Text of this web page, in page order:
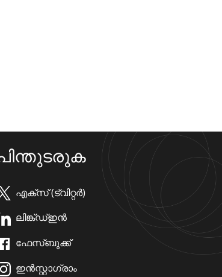
എക്സ് (ട്വിറ്റർ)
ലിങ്ക്ഡ്ഇൻ
ഫേസ്ബുക്ക്
ഇൻസ്റ്റാഗ്രാം